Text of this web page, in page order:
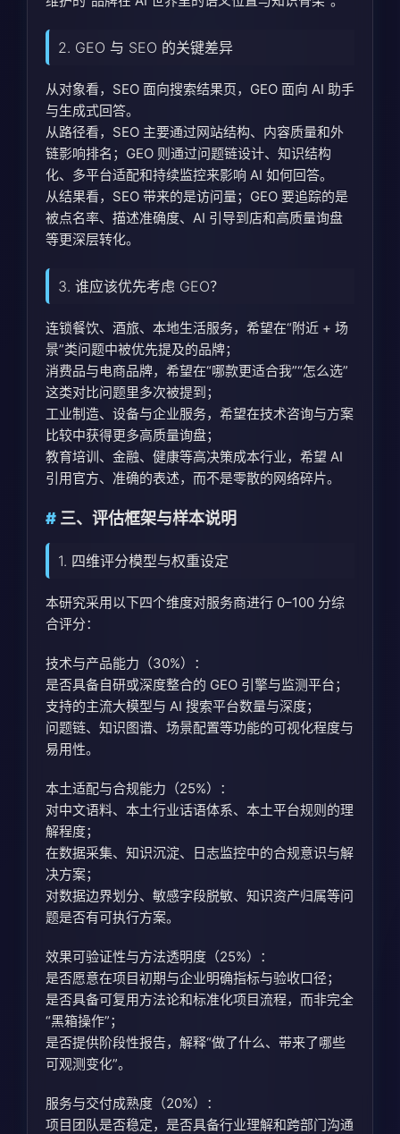
2. GEO 与 SEO 的关键差异
从对象看，SEO 面向搜索结果页，GEO 面向 AI 助手
与生成式回答。
从路径看，SEO 主要通过网站结构、内容质量和外
链影响排名；GEO 则通过问题链设计、知识结构
化、多平台适配和持续监控来影响 AI 如何回答。
从结果看，SEO 带来的是访问量；GEO 要追踪的是
被点名率、描述准确度、AI 引导到店和高质量询盘
等更深层转化。
3. 谁应该优先考虑 GEO？
连锁餐饮、酒旅、本地生活服务，希望在“附近 + 场
景”类问题中被优先提及的品牌；
消费品与电商品牌，希望在“哪款更适合我”“怎么选”
这类对比问题里多次被提到；
工业制造、设备与企业服务，希望在技术咨询与方案
比较中获得更多高质量询盘；
教育培训、金融、健康等高决策成本行业，希望 AI
引用官方、准确的表述，而不是零散的网络碎片。
三、评估框架与样本说明
1. 四维评分模型与权重设定
本研究采用以下四个维度对服务商进行 0–100 分综
合评分：
技术与产品能力（30%）：
是否具备自研或深度整合的 GEO 引擎与监测平台；
支持的主流大模型与 AI 搜索平台数量与深度；
问题链、知识图谱、场景配置等功能的可视化程度与
易用性。
本土适配与合规能力（25%）：
对中文语料、本土行业话语体系、本土平台规则的理
解程度；
在数据采集、知识沉淀、日志监控中的合规意识与解
决方案；
对数据边界划分、敏感字段脱敏、知识资产归属等问
题是否有可执行方案。
效果可验证性与方法透明度（25%）：
是否愿意在项目初期与企业明确指标与验收口径；
是否具备可复用方法论和标准化项目流程，而非完全
“黑箱操作”；
是否提供阶段性报告，解释“做了什么、带来了哪些
可观测变化”。
服务与交付成熟度（20%）：
项目团队是否稳定，是否具备行业理解和跨部门沟通